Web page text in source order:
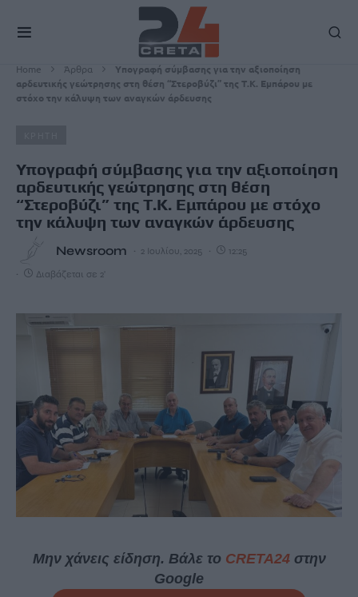
Home Άρθρα
Υπογραφή σύμβασης για την αξιοποίηση
αρδευτικής γεώτρησης στη θέση “Στεροβύζι” της Τ.Κ. Εμπάρου με
στόχο την κάλυψη των αναγκών άρδευσης
Υπογραφή σύμβασης για την αξιοποίηση
αρδευτικής γεώτρησης στη θέση
“Στεροβύζι” της Τ.Κ. Εμπάρου με στόχο
την κάλυψη των αναγκών άρδευσης
Newsroom 2 Ιουλίου, 2025 12:25
Διαβάζεται σε 2'
Μην χάνεις είδηση. Βάλε το CRETA24στην
Google